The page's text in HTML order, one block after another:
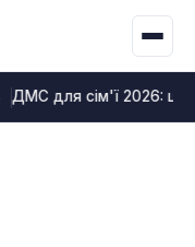
ДМС для сім'ї 2026: